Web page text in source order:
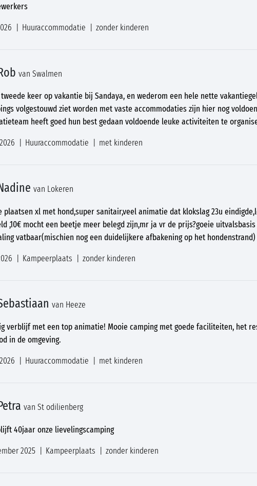
Huuraccommodatie zonder kinderen
van Swalmen
tweede keer op vakantie bij Sandaya, en wederom een hele nette
volgestouwd ziet worden met vaste accommodaties zijn hier nog
heeft goed hun best gedaan voldoende leuke activiteiten te
Huuraccommodatie met kinderen
van Lokeren
plaatsen xl met hond,super sanitair,veel animatie dat klokslag 23u
,10€ mocht een beetje meer belegd zijn,mr ja vr de prijs?goeie
vatbaar(mischien nog een duidelijkere afbakening op het hondenstrand)
Kampeerplaats zonder kinderen
van Heeze
verblijf met een top animatie! Mooie camping met goede faciliteiten, het
in de omgeving.
Huuraccommodatie met kinderen
van St odilienberg
40jaar onze lievelingscamping
2025
Kampeerplaats zonder kinderen